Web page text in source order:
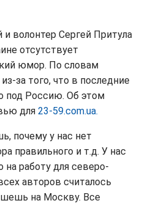
волонтер Сергей Притула
отсутствует
юмор. По словам
за того, что в последние
под Россию. Об этом
для 23-59.com.ua.
почему у нас нет
правильного и т.д. У нас
на работу для северо-
авторов считалось
на Москву. Все